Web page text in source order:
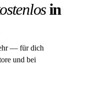
in
— für dich
und bei